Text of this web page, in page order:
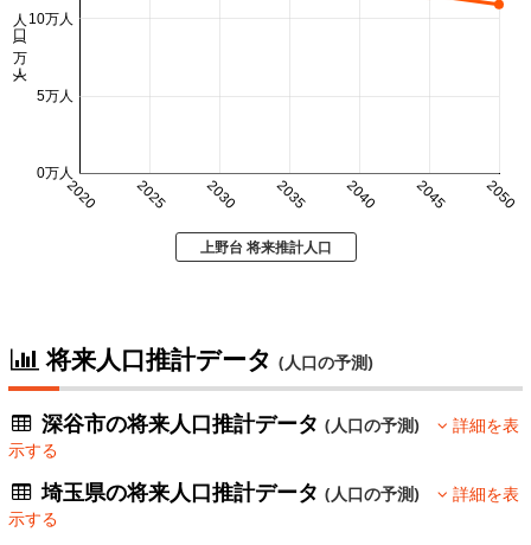
2020 2025 2030 2035 2040 2045 2050
0万人
5万人
10万人
人口 (万人)
上野台 将来推計人口
将来人口推計データ (人口の予測)
深谷市の将来人口推計データ(人口の予測)
詳細を表
示する
埼玉県の将来人口推計データ(人口の予測)
詳細を表
示する